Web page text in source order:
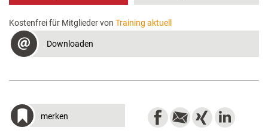
Kostenfrei für Mitglieder von Training aktuell
Downloaden
merken